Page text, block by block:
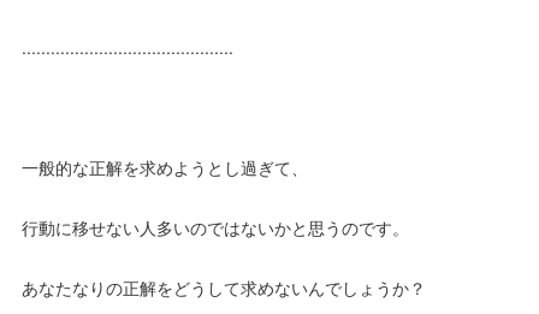
............................................
一般的な正解を求めようとし過ぎて、
行動に移せない人多いのではないかと思うのです。
あなたなりの正解をどうして求めないんでしょうか？